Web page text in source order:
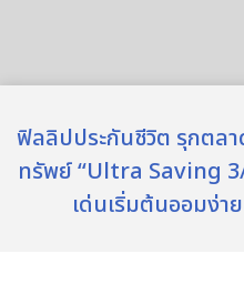
ฟิลลิปประกันชีวิต รุกตล
ทรัพย์ “Ultra Saving
เด่นเริ่มต้นออมง่า